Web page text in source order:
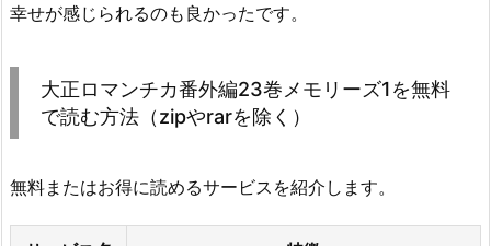
幸せが感じられるのも良かったです。
大正ロマンチカ番外編23巻メモリーズ1を無料
で読む方法（zipやrarを除く）
無料またはお得に読めるサービスを紹介します。